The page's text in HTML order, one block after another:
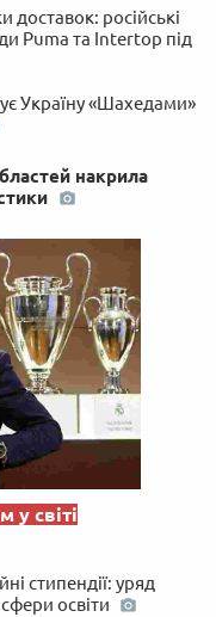
доставок: російські
Puma та Intertop під
Україну «Шахедами»
накрила
у світі
стипендії: уряд
освіти